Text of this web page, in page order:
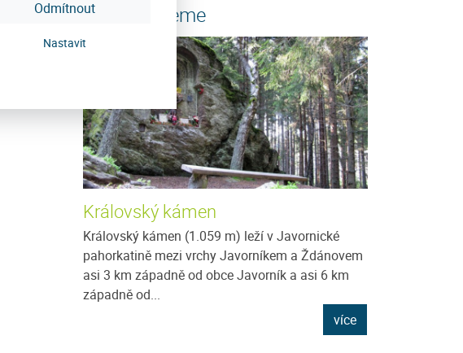
Odmítnout
Nastavit
Doporučujeme
Královský kámen
Královský kámen (1.059 m) leží v Javornické
pahorkatině mezi vrchy Javorníkem a Ždánovem
asi 3 km západně od obce Javorník a asi 6 km
západně od...
více